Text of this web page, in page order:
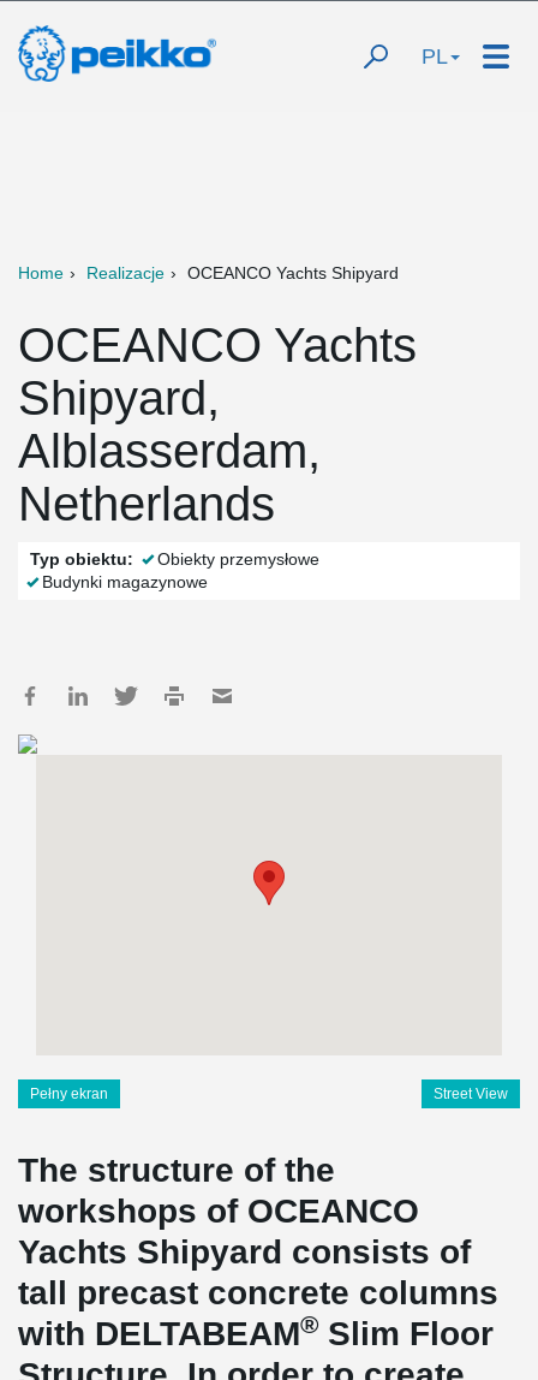
PL
Home Realizacje OCEANCO Yachts Shipyard
OCEANCO Yachts
Shipyard,
Alblasserdam,
Netherlands
Typ obiektu:
Obiekty przemysłowe
Budynki magazynowe
Pełny ekran Street View
The structure of the
workshops of OCEANCO
Yachts Shipyard consists of
tall precast concrete columns
with DELTABEAM® Slim Floor